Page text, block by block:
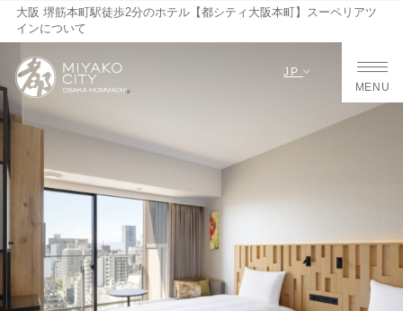
大阪 堺筋本町駅徒歩2分のホテル【都シティ大阪本町】スーペリアツ
インについて
JP
MENU